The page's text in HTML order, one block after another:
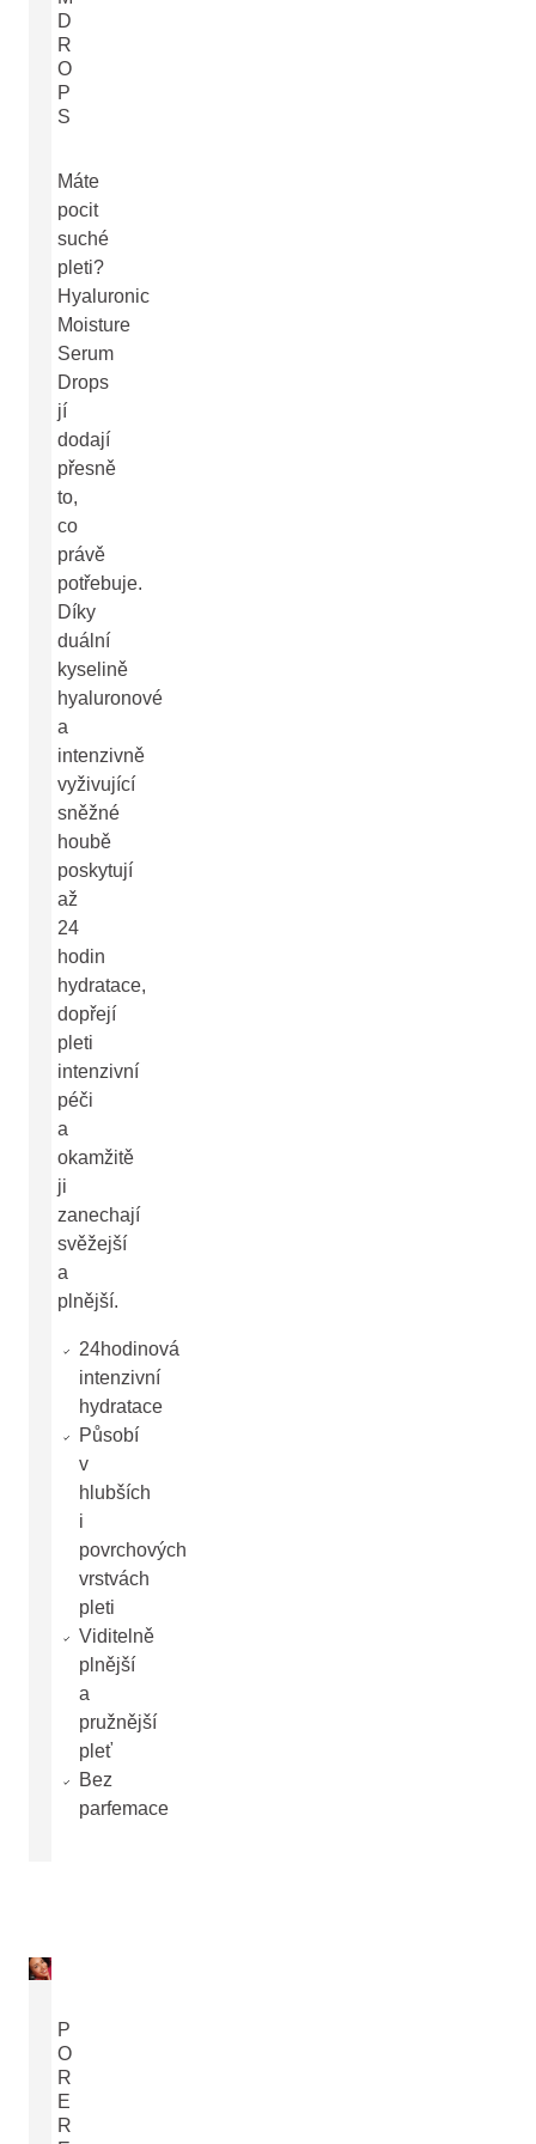
D
R
O
P
S
Máte
pocit
suché
pleti?
Hyaluronic
Moisture
Serum
Drops
jí
dodají
přesně
to,
co
právě
potřebuje.
Díky
duální
kyselině
hyaluronové
a
intenzivně
vyživující
sněžné
houbě
poskytují
až
24
hodin
hydratace,
dopřejí
pleti
intenzivní
péči
a
okamžitě
ji
zanechají
svěžejší
a
plnější.
24hodinová
intenzivní
hydratace
Působí
v
hlubších
i
povrchových
vrstvách
pleti
Viditelně
plnější
a
pružnější
pleť
Bez
parfemace
P
O
R
E
R